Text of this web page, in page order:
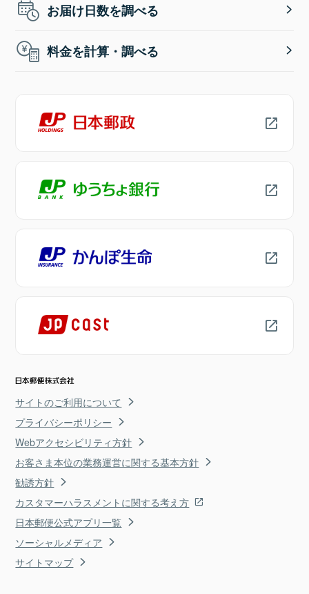
お届け日数を調べる
料金を計算・調べる
サイトのご利用について
プライバシーポリシー
Webアクセシビリティ方針
お客さま本位の業務運営に関する基本方針
勧誘方針
カスタマーハラスメントに関する考え方
日本郵便公式アプリ一覧
ソーシャルメディア
サイトマップ